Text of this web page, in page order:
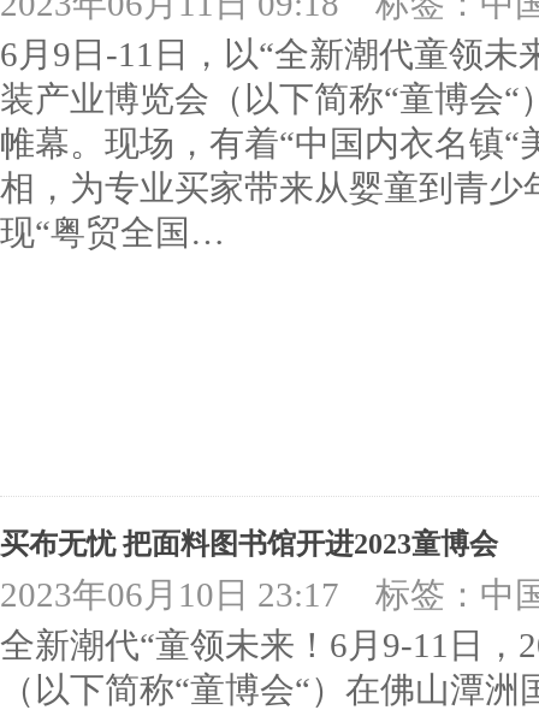
6月9日-11日，以“全新潮代童领未
装产业博览会（以下简称“童博会
帷幕。现场，有着“中国内衣名镇
相，为专业买家带来从婴童到青
现“粤贸全国…
买布无忧 把面料图书馆开进2023童博会
2023年06月10日 23:17
标签：中
全新潮代“童领未来！6月9-11日，
（以下简称“童博会“）在佛山潭